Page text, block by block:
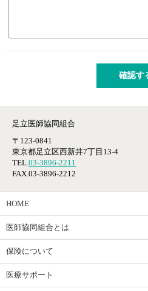
足立医師協同組合
〒123-0841
東京都足立区西新井7丁目13-4
TEL.03-3896-2211
FAX.03-3896-2212
HOME
医師協同組合とは
保険について
医療サポート